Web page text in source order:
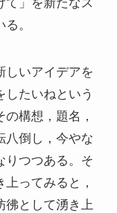
。
しいアイデアを
したいねという
構想，題名，
八倒し，今やな
りつつある。そ
ってみると，
彿として湧き上